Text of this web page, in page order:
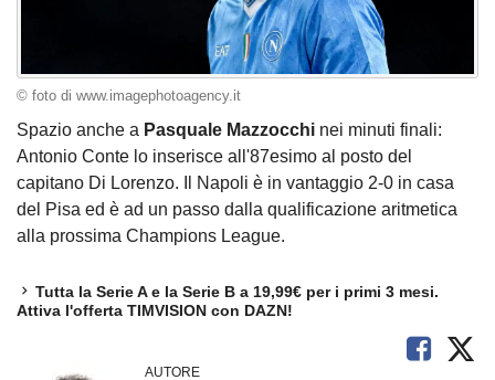
© foto di www.imagephotoagency.it
Spazio anche a Pasquale Mazzocchi nei minuti finali:
Antonio Conte lo inserisce all'87esimo al posto del
capitano Di Lorenzo. Il Napoli è in vantaggio 2-0 in casa
del Pisa ed è ad un passo dalla qualificazione aritmetica
alla prossima Champions League.
Tutta la Serie A e la Serie B a 19,99€ per i primi 3 mesi.
Attiva l'offerta TIMVISION con DAZN!
AUTORE